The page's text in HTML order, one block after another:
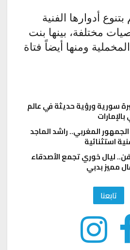
أدوارها الفنية
مختلفة، بينها بنت
ومنها أيضاً فتاة
سورية ورؤية حديثة في عالم
المغربي.. راشد الماجد
استثنائية
ليال خوري تجمع الأصدقاء
مميز بدبي
تابعنا